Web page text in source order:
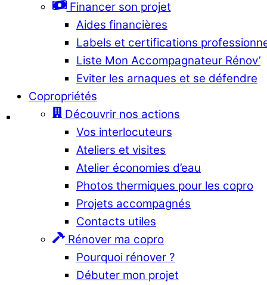
Financer son projet
Aides financières
Labels et certifications
Liste Mon Accompagnateur Rénov’
Eviter les arnaques et se défendre
Copropriétés
Découvrir nos actions
Vos interlocuteurs
Ateliers et visites
Atelier économies d’eau
Photos thermiques pour les copro
Projets accompagnés
Contacts utiles
Rénover ma copro
Pourquoi rénover ?
Débuter mon projet